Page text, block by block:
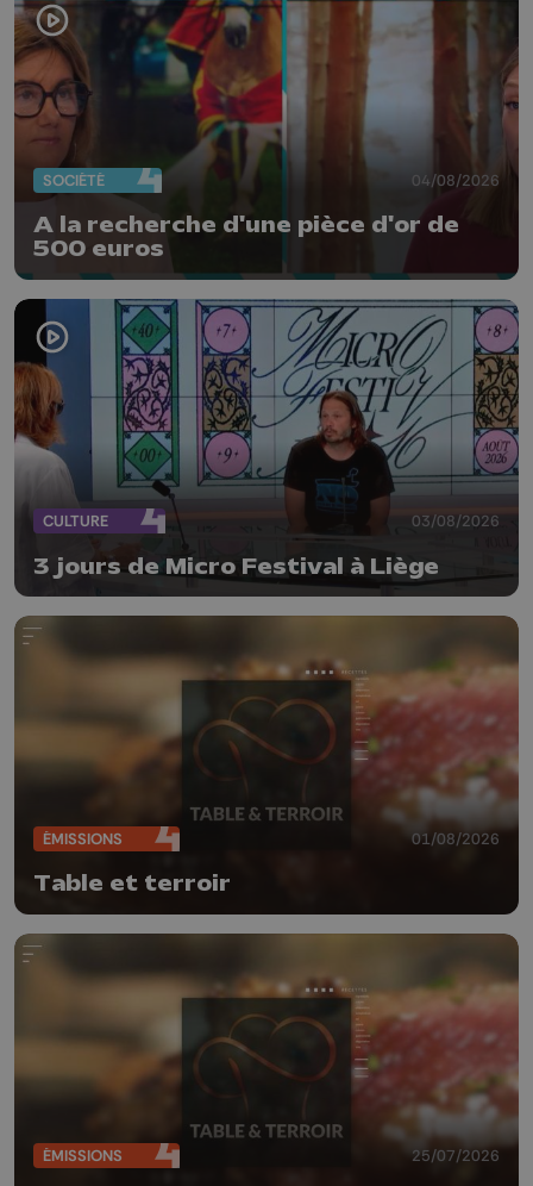
SOCIÉTÉ 04/08/2026
A la recherche d'une pièce d'or de
500 euros
CULTURE 03/08/2026
3 jours de Micro Festival à Liège
ÉMISSIONS 01/08/2026
Table et terroir
ÉMISSIONS 25/07/2026